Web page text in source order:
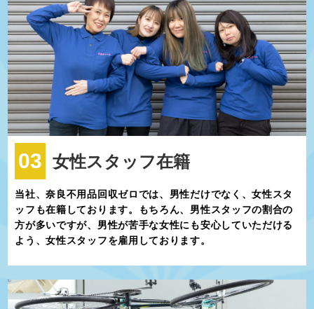
03 女性スタッフ在籍
当社、奈良不用品回収ゼロでは、男性だけでなく、女性スタ
ッフも在籍しております。もちろん、男性スタッフの割合の
方が多いですが、男性が苦手な女性にも安心していただける
よう、女性スタッフを雇用しております。